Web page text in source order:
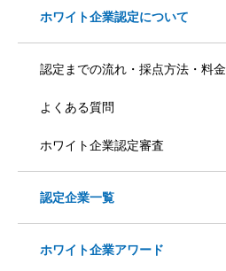
ホワイト企業認定について
認定までの流れ・採点方法・料金
よくある質問
ホワイト企業認定審査
認定企業一覧
ホワイト企業アワード